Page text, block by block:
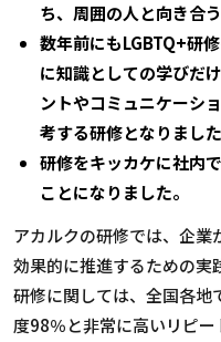
ち、周囲の人と向き合
数年前にもLGBTQ+研
に知識としての学びだ
ントやコミュニケーシ
考する研修となりました
研修をキッカケに社内
ことになりました。
アカルクの研修では、企業
効果的に推進するための実
研修に関しては、全国各地
度98％と非常に高いリピー